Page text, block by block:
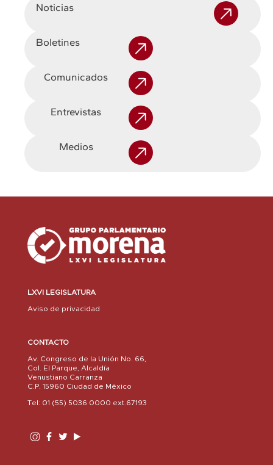
Noticias
Boletines
Comunicados
Entrevistas
Medios
LXVI LEGISLATURA
Aviso de privacidad
CONTACTO
Av. Congreso de la Unión No. 66,
Col. El Parque, Alcaldía
Venustiano Carranza
C.P. 15960 Ciudad de México
Tel: 01 (55) 5036 0000 ext.67193